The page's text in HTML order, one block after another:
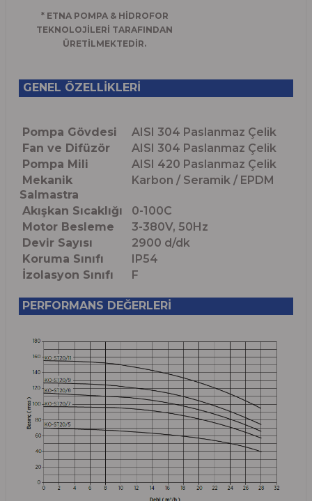
* ETNA POMPA & HİDROFOR
TEKNOLOJİLERİ TARAFINDAN
ÜRETİLMEKTEDİR.
GENEL ÖZELLİKLERİ
Pompa Gövdesi
AISI 304 Paslanmaz Çelik
Fan ve Difüzör
AISI 304 Paslanmaz Çelik
Pompa Mili
AISI 420 Paslanmaz Çelik
Mekanik
Salmastra
Karbon / Seramik / EPDM
Akışkan Sıcaklığı
0-100C
Motor Besleme
3-380V, 50Hz
Devir Sayısı
2900 d/dk
Koruma Sınıfı
IP54
İzolasyon Sınıfı
F
PERFORMANS DEĞERLERİ